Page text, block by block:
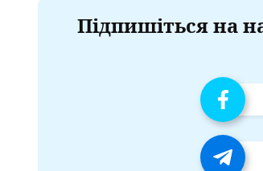
Підпишіться на